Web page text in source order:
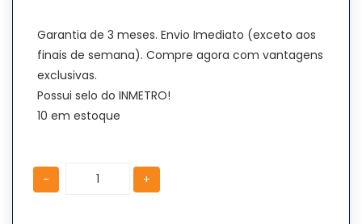
Garantia de 3 meses. Envio Imediato (exceto aos
finais de semana). Compre agora com vantagens
exclusivas.
Possui selo do INMETRO!
10 em estoque
Catalisador
Universal
Catalisador
Universal
+
-